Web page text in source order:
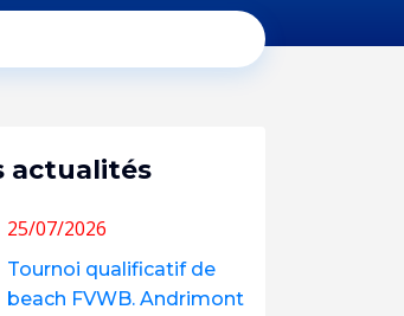
actualités
25/07/2026
Tournoi qualificatif de
beach FVWB. Andrimont